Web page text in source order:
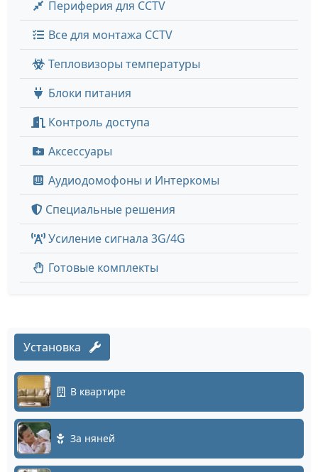
Периферия для CCTV
Все для монтажа CCTV
Тепловизоры температуры
Блоки питания
Контроль доступа
Аксессуары
Аудиодомофоны и Интеркомы
Специальные решения
Усиление сигнала 3G/4G
Готовые комплекты
Установка
В квартире
За няней